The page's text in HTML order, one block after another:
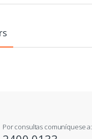
Por consultas comuníquese a: